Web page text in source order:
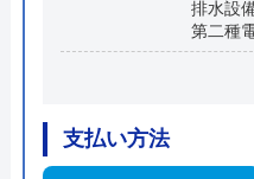
排水設
第二種
支払い方法